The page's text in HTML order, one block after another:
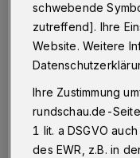
D ie
demnach
„o.b.“-Tampon-
Werk mehr als
schwebende
zutreffend]. Ihre
Website. Weitere
Ihre Zustimmung
rundschau.de-
1 lit. a DSGVO
des EWR, z.B. in